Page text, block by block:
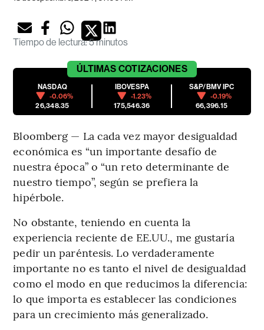
Tiempo de lectura:5 minutos
ÚLTIMAS COTIZACIONES
NASDAQ
-0.06%
26,348.35
IBOVESPA
-1.23%
175,546.36
S&P/BMV IPC
-0.19%
66,396.15
Bloomberg — La cada vez mayor desigualdad
económica es “un importante desafío de
nuestra época” o “un reto determinante de
nuestro tiempo”, según se prefiera la
hipérbole.
No obstante, teniendo en cuenta la
experiencia reciente de EE.UU., me gustaría
pedir un paréntesis. Lo verdaderamente
importante no es tanto el nivel de desigualdad
como el modo en que reducimos la diferencia:
lo que importa es establecer las condiciones
para un crecimiento más generalizado.